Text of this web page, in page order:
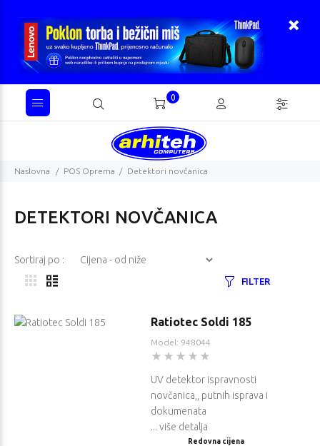
0
Naslovna POS Oprema Detektori novčanica
DETEKTORI NOVČANICA
Sortiraj po :
FILTER
Ratiotec Soldi 185
Model: 948044
UV detektor ispravnosti
novčanica,, putnih isprava i
dokumenata
... više detalja
Redovna cijena